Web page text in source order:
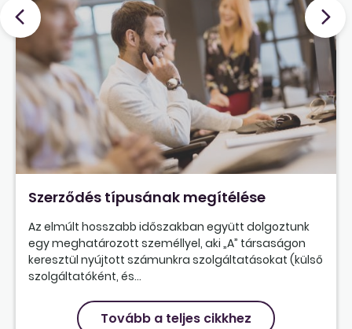
Szerződés típusának megítélése
Az elmúlt hosszabb időszakban együtt dolgoztunk
egy meghatározott személlyel, aki „A” társaságon
keresztül nyújtott számunkra szolgáltatásokat (külső
szolgáltatóként, és...
Tovább a teljes cikkhez